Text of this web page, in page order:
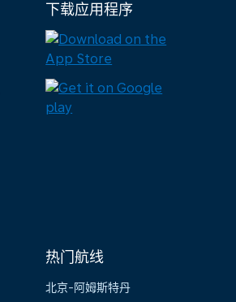
下载应用程序
热门航线
北京-阿姆斯特丹